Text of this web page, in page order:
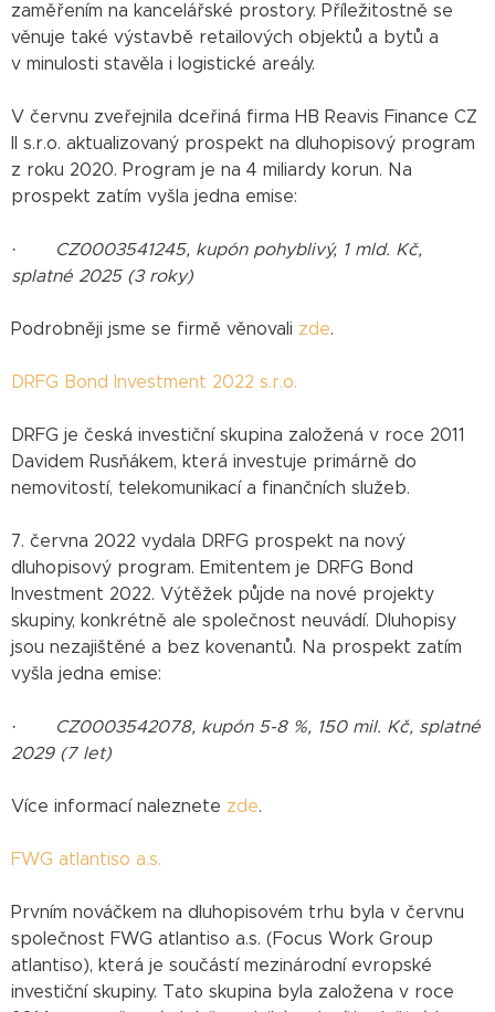
zaměřením na kancelářské prostory. Příležitostně se
věnuje také výstavbě retailových objektů a bytů a
v minulosti stavěla i logistické areály.
V červnu zveřejnila dceřiná firma HB Reavis Finance CZ
II s.r.o. aktualizovaný prospekt na dluhopisový program
z roku 2020. Program je na 4 miliardy korun. Na
prospekt zatím vyšla jedna emise:
·
CZ0003541245, kupón pohyblivý, 1 mld. Kč,
splatné 2025 (3 roky)
Podrobněji jsme se firmě věnovali zde.
DRFG Bond Investment 2022 s.r.o.
DRFG je česká investiční skupina založená v roce 2011
Davidem Rusňákem, která investuje primárně do
nemovitostí, telekomunikací a finančních služeb.
7. června 2022 vydala DRFG prospekt na nový
dluhopisový program. Emitentem je DRFG Bond
Investment 2022. Výtěžek půjde na nové projekty
skupiny, konkrétně ale společnost neuvádí. Dluhopisy
jsou nezajištěné a bez kovenantů. Na prospekt zatím
vyšla jedna emise:
·
CZ0003542078, kupón 5-8 %, 150 mil. Kč, splatné
2029 (7 let)
Více informací naleznete zde.
FWG atlantiso a.s.
Prvním nováčkem na dluhopisovém trhu byla v červnu
společnost FWG atlantiso a.s. (Focus Work Group
atlantiso), která je součástí mezinárodní evropské
investiční skupiny. Tato skupina byla založena v roce